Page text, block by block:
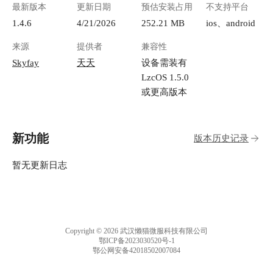
最新版本
1.4.6
更新日期
4/21/2026
预估安装占用
252.21 MB
不支持平台
ios、android
来源
Skyfay
提供者
天天
兼容性
设备需装有
LzcOS 1.5.0
或更高版本
新功能 版本历史记录
暂无更新日志
Copyright © 2026 武汉懒猫微服科技有限公司
鄂ICP备2023030520号-1
鄂公网安备42018502007084